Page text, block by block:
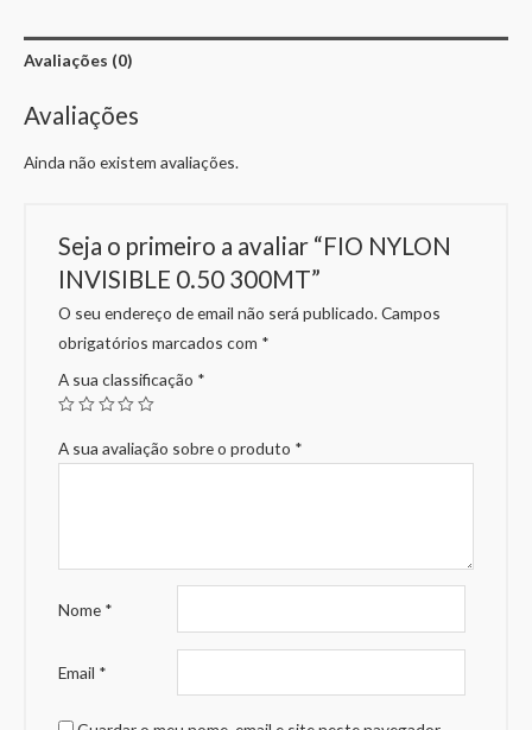
Avaliações (0)
Avaliações
Ainda não existem avaliações.
Seja o primeiro a avaliar “FIO NYLON
INVISIBLE 0.50 300MT”
O seu endereço de email não será publicado. Campos
obrigatórios marcados com *
A sua classificação *
A sua avaliação sobre o produto *
Nome *
Email *